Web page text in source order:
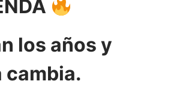
los años y
cambia.